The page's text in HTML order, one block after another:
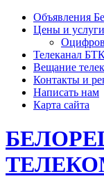
Объявления
Цены и услуги
Телеканал
Вещание
Контакты и
Написать нам
Карта сайта